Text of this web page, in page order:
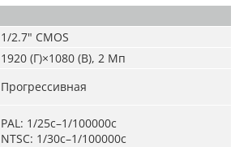
1/2.7" CMOS
1920 (Г)×1080 (В), 2 Мп
Прогрессивная
PAL: 1/25с–1/100000с
NTSC: 1/30с–1/100000с